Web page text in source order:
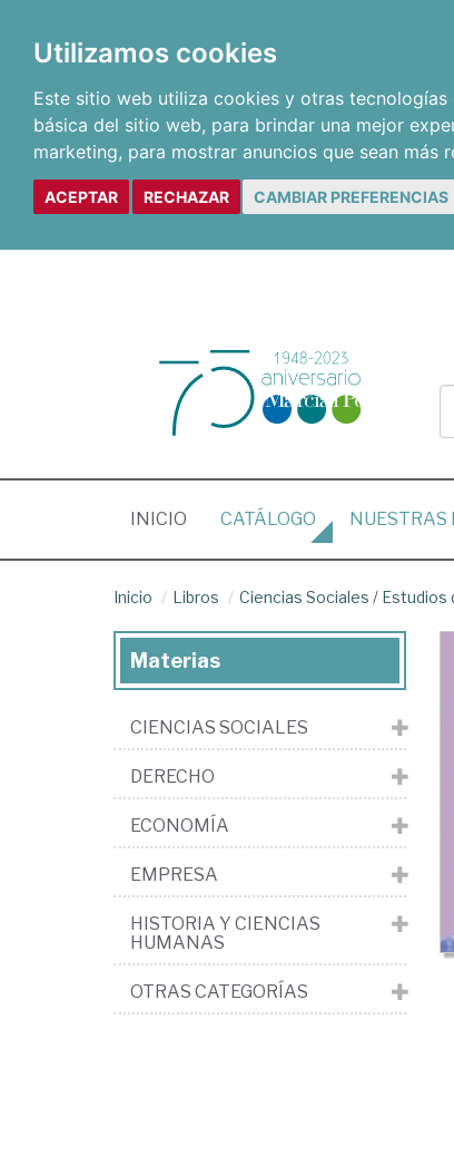
Utilizamos cookies
Este sitio web utiliza cookies y otras
básica del sitio web, para brindar una mejor
marketing, para mostrar anuncios que sean más
ACEPTAR RECHAZAR CAMBIAR PREFERENCIAS
INICIO (CURRENT)
CATÁLOGO NUESTRAS
Inicio Libros Ciencias Sociales / Estudios
Materias
CIENCIAS SOCIALES
DERECHO
ECONOMÍA
EMPRESA
HISTORIA Y CIENCIAS
HUMANAS
OTRAS CATEGORÍAS